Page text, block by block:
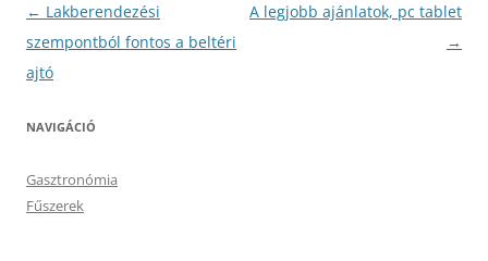
Bejegyzés
navigáció
← Lakberendezési
szempontból fontos a beltéri
ajtó
A legjobb ajánlatok, pc tablet
→
NAVIGÁCIÓ
Gasztronómia
Fűszerek